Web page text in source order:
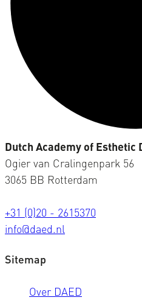
Dutch Academy of Esthetic
Ogier van Cralingenpark 56
3065 BB Rotterdam
+31 (0)20 - 2615370
info@daed.nl
Sitemap
Over DAED